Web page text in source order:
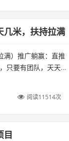
几米，扶持拉满
满）推广躺赢：直推
只要有团队，天天躺
阅读11514次
目